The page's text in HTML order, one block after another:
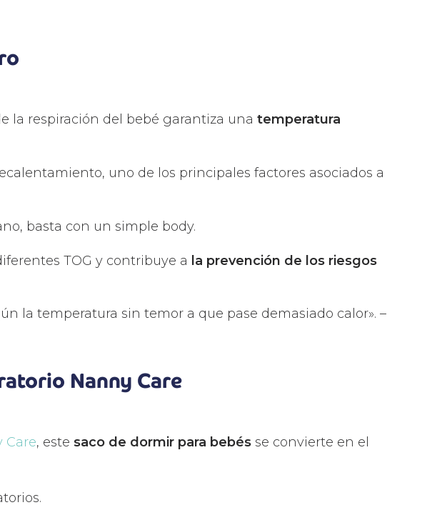
la respiración del bebé garantiza una temperatura
uno de los principales factores asociados a
basta con un simple body.
TOG y contribuye a la prevención de los riesgos
la temperatura sin temor a que pase demasiado calor». –
Nanny Care
Care, este saco de dormir para bebés se convierte en el